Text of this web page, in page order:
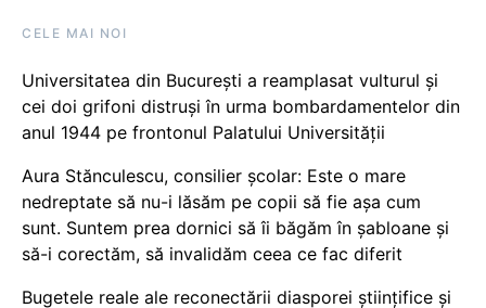
CELE MAI NOI
Universitatea din București a reamplasat vulturul și
cei doi grifoni distruși în urma bombardamentelor din
anul 1944 pe frontonul Palatului Universității
Aura Stănculescu, consilier școlar: Este o mare
nedreptate să nu-i lăsăm pe copii să fie așa cum
sunt. Suntem prea dornici să îi băgăm în șabloane și
să-i corectăm, să invalidăm ceea ce fac diferit
Bugetele reale ale reconectării diasporei științifice și